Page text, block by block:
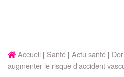
Accueil Santé Actu santé
augmenter le risque d'accident